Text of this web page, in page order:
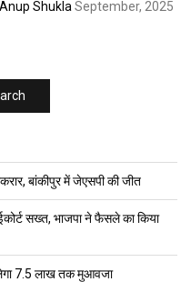
Anup Shukla September, 2025
बांकीपुर में जेएसपी की जीत
सख्त, भाजपा ने फैसले का किया
7.5 लाख तक मुआवजा